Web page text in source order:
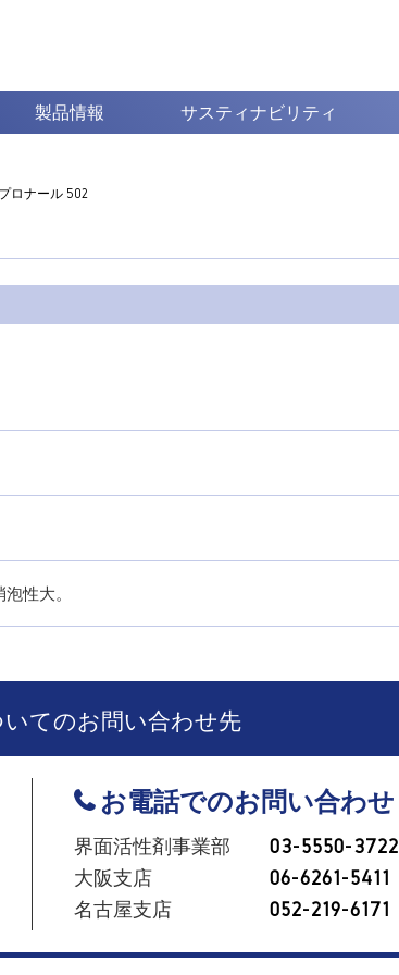
製品情報 サスティナビリティ
プロナール 502
性大。
てのお問い合わせ先
お電話でのお問い合わせ
界面活性剤事業部
03-5550-3722
大阪支店
06-6261-5411
名古屋支店
052-219-6171